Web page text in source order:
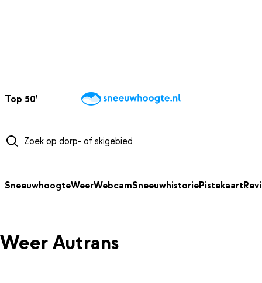
Top 50Webcams WintersportweerKaarten
SneeuwhoogteWeerWebcamSneeuwhistoriePistekaart
Weer Autrans